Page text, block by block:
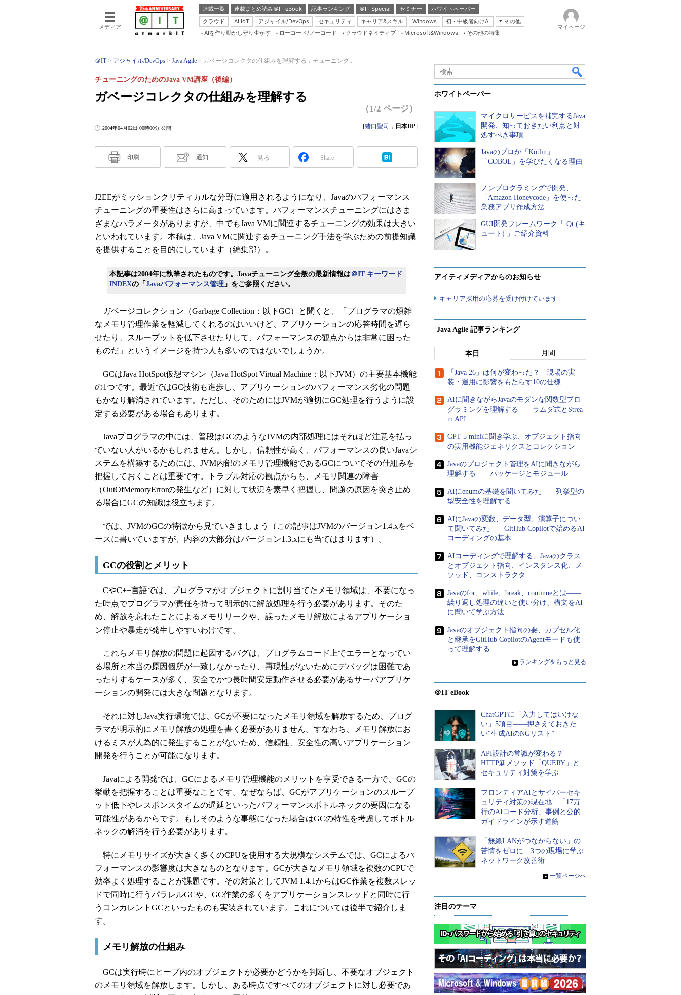
メディア
連載一覧 連載まとめ読み＠IT eBook 記事ランキング ＠IT Special セミナー
ホワイトペーパー
クラウド
AI IoT アジャイル/DevOps セキュリティ キャリア&スキル Windows 初・中級者向けAI
その他
Server & Storage
Database Expert
Master of IP Network
Security & Trust
Insider.NET
ブログ
AIを作り動かし守り生かす ローコード/ノーコード クラウドネイティブ Microsoft&Windows その他の特集
マイページ
＠IT アジャイル/DevOps Java Agile ガベージコレクタの仕組みを理解する：チューニング...
ガベージコレクタの仕組みを理解する
チューニングのためのJava VM講座（後編）
（1/2 ページ）
2004年04月02日 00時00分 公開 [猪口聖司 ， 日本HP]
印刷 通知 見る Share
J2EEがミッションクリティカルな分野に適用されるようになり、Javaのパフォーマンス
チューニングの重要性はさらに高まっています。パフォーマンスチューニングにはさま
ざまなパラメータがありますが、中でもJava VMに関連するチューニングの効果は大きい
といわれています。本稿は、Java VMに関連するチューニング手法を学ぶための前提知識
を提供することを目的にしています（編集部）。
本記事は2004年に執筆されたものです。Javaチューニング全般の最新情報は＠IT キーワード
INDEXの「 Javaパフォーマンス管理」をご参照ください。
ガベージコレクション（Garbage Collection：以下GC）と聞くと、「プログラマの煩雑
なメモリ管理作業を軽減してくれるのはいいけど、アプリケーションの応答時間を遅ら
せたり、スループットを低下させたりして、パフォーマンスの観点からは非常に困った
ものだ」というイメージを持つ人も多いのではないでしょうか。
GCはJava HotSpot仮想マシン（Java HotSpot Virtual Machine：以下JVM）の主要基本機能
の1つです。最近ではGC技術も進歩し、アプリケーションのパフォーマンス劣化の問題
もかなり解消されています。ただし、そのためにはJVMが適切にGC処理を行うように設
定する必要がある場合もあります。
Javaプログラマの中には、普段はGCのようなJVMの内部処理にはそれほど注意を払っ
ていない人がいるかもしれません。しかし、信頼性が高く、パフォーマンスの良いJavaシ
ステムを構築するためには、JVM内部のメモリ管理機能であるGCについてその仕組みを
把握しておくことは重要です。トラブル対応の観点からも、メモリ関連の障害
（OutOfMemoryErrorの発生など）に対して状況を素早く把握し、問題の原因を突き止め
る場合にGCの知識は役立ちます。
では、JVMのGCの特徴から見ていきましょう（この記事はJVMのバージョン1.4.xをベ
ースに書いていますが、内容の大部分はバージョン1.3.xにも当てはまります）。
GCの役割とメリット
CやC++言語では、プログラマがオブジェクトに割り当てたメモリ領域は、不要になっ
た時点でプログラマが責任を持って明示的に解放処理を行う必要があります。そのた
め、解放を忘れたことによるメモリリークや、誤ったメモリ解放によるアプリケーショ
ン停止や暴走が発生しやすいわけです。
これらメモリ解放の問題に起因するバグは、プログラムコード上でエラーとなってい
る場所と本当の原因個所が一致しなかったり、再現性がないためにデバッグは困難であ
ったりするケースが多く、安全でかつ長時間安定動作させる必要があるサーバアプリケ
ーションの開発には大きな問題となります。
それに対しJava実行環境では、GCが不要になったメモリ領域を解放するため、プログ
ラマが明示的にメモリ解放の処理を書く必要がありません。すなわち、メモリ解放にお
けるミスが人為的に発生することがないため、信頼性、安全性の高いアプリケーション
開発を行うことが可能になります。
Javaによる開発では、GCによるメモリ管理機能のメリットを亨受できる一方で、GCの
挙動を把握することは重要なことです。なぜならば、GCがアプリケーションのスループ
ット低下やレスポンスタイムの遅延といったパフォーマンスボトルネックの要因になる
可能性があるからです。もしそのような事態になった場合はGCの特性を考慮してボトル
ネックの解消を行う必要があります。
特にメモリサイズが大きく多くのCPUを使用する大規模なシステムでは、GCによるパ
フォーマンスの影響度は大きなものとなります。GCが大きなメモリ領域を複数のCPUで
効率よく処理することが課題です。その対策としてJVM 1.4.1からはGC作業を複数スレッ
ドで同時に行うパラレルGCや、GC作業の多くをアプリケーションスレッドと同時に行
うコンカレントGCといったものも実装されています。これについては後半で紹介しま
す。
メモリ解放の仕組み
GCは実行時にヒープ内のオブジェクトが必要かどうかを判断し、不要なオブジェクト
のメモリ領域を解放します。しかし、ある時点ですべてのオブジェクトに対し必要であ
ホワイトペーパー
マイクロサービスを補完するJava
開発、知っておきたい利点と対
処すべき事項
Javaのプロが「Kotlin」
「COBOL」を学びたくなる理由
ノンプログラミングで開発、
「Amazon Honeycode」を使った
業務アプリ作成方法
GUI開発フレームワーク「 Qt (キ
ュート) 」ご紹介資料
アイティメディアからのお知らせ
キャリア採用の応募を受け付けています
Java Agile 記事ランキング
本日 月間
「Java 26」は何が変わった？ 現場の実
装・運用に影響をもたらす10の仕様
AIに聞きながらJavaのモダンな関数型プロ
グラミングを理解する――ラムダ式とStrea
m API
GPT-5 miniに聞き学ぶ、オブジェクト指向
の実用機能ジェネリクスとコレクション
Javaのプロジェクト管理をAIに聞きながら
理解する――パッケージとモジュール
AIにenumの基礎を聞いてみた――列挙型の
型安全性を理解する
AIにJavaの変数、データ型、演算子につい
て聞いてみた――GitHub Copilotで始めるAI
コーディングの基本
AIコーディングで理解する、Javaのクラス
とオブジェクト指向、インスタンス化、メ
ソッド、コンストラクタ
Javaのfor、while、break、continueとは――
繰り返し処理の違いと使い分け、構文をAI
に聞いて学ぶ方法
Javaのオブジェクト指向の要、カプセル化
と継承をGitHub CopilotのAgentモードも使
って理解する
» ランキングをもっと見る
＠IT eBook
ChatGPTに「入力してはいけな
い」5項目――押さえておきた
い“生成AIのNGリスト”
API設計の常識が変わる？
HTTP新メソッド「QUERY」と
セキュリティ対策を学ぶ
フロンティアAIとサイバーセキ
ュリティ対策の現在地 「17万
行のAIコード分析」事例と公的
ガイドラインが示す道筋
「無線LANがつながらない」の
苦情をゼロに 3つの現場に学ぶ
ネットワーク改善術
» 一覧ページへ
注目のテーマ